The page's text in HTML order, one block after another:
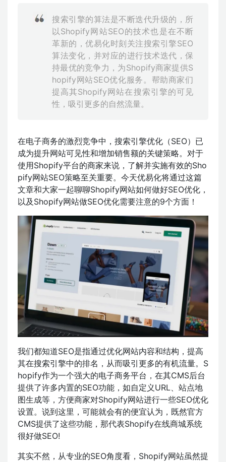
搜索引擎的算法是不断迭代升级的，所
以Shopify网站SEO的技术也是在不断
革新的，优易化时刻关注搜索引擎SEO
算法变化，并对应的进行技术迭代，保
持最优的竞争力，为Shopify商家提供S
hopify网站SEO优化服务。帮助商家们
提高其Shopify网站在搜索引擎的可见
性，吸引更多的自然流量。
在电子商务的激烈竞争中，搜索引擎优化（SEO）已
成为提升网站可见性和增加销售额的关键策略。对于
使用Shopify平台的商家来说，了解并实施有效的Sho
pify网站SEO策略至关重要。今天优易化将通过这篇
文章和大家一起聊聊Shopify网站如何做好SEO优化，
以及Shopify网站做SEO优化需要注意的9个方面！
我们都知道SEO是指通过优化网站内容和结构，提高
其在搜索引擎中的排名，从而吸引更多的有机流量。S
hopify作为一个强大的电子商务平台，在其CMS后台
提供了许多内置的SEO功能，如自定义URL、站点地
图生成等，方便商家对Shopify网站进行一些SEO优化
设置。说到这里，可能就会有的便宜认为，既然官方
CMS提供了这些功能，那代表Shopify在线商城系统
很好做SEO!
其实不然，从专业的SEO角度看，Shopify网站虽然提